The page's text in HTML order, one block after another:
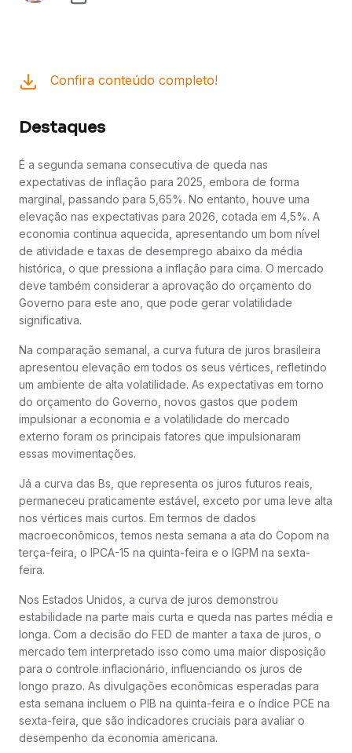
Confira conteúdo completo!
Destaques
É a segunda semana consecutiva de queda nas
expectativas de inflação para 2025, embora de forma
marginal, passando para 5,65%. No entanto, houve uma
elevação nas expectativas para 2026, cotada em 4,5%. A
economia continua aquecida, apresentando um bom nível
de atividade e taxas de desemprego abaixo da média
histórica, o que pressiona a inflação para cima. O mercado
deve também considerar a aprovação do orçamento do
Governo para este ano, que pode gerar volatilidade
significativa.
Na comparação semanal, a curva futura de juros brasileira
apresentou elevação em todos os seus vértices, refletindo
um ambiente de alta volatilidade. As expectativas em torno
do orçamento do Governo, novos gastos que podem
impulsionar a economia e a volatilidade do mercado
externo foram os principais fatores que impulsionaram
essas movimentações.
Já a curva das Bs, que representa os juros futuros reais,
permaneceu praticamente estável, exceto por uma leve alta
nos vértices mais curtos. Em termos de dados
macroeconômicos, temos nesta semana a ata do Copom na
terça-feira, o IPCA-15 na quinta-feira e o IGPM na sexta-
feira.
Nos Estados Unidos, a curva de juros demonstrou
estabilidade na parte mais curta e queda nas partes média e
longa. Com a decisão do FED de manter a taxa de juros, o
mercado tem interpretado isso como uma maior disposição
para o controle inflacionário, influenciando os juros de
longo prazo. As divulgações econômicas esperadas para
esta semana incluem o PIB na quinta-feira e o índice PCE na
sexta-feira, que são indicadores cruciais para avaliar o
desempenho da economia americana.